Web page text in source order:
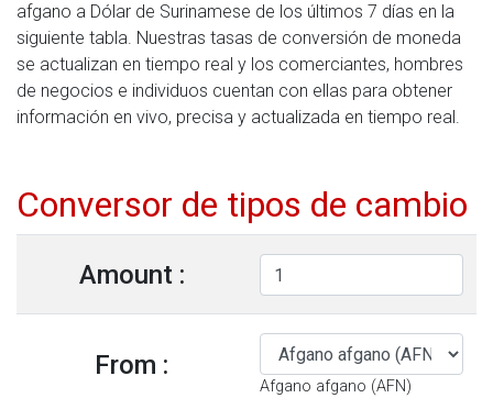
afgano a Dólar de Surinamese de los últimos 7 días en la
siguiente tabla. Nuestras tasas de conversión de moneda
se actualizan en tiempo real y los comerciantes, hombres
de negocios e individuos cuentan con ellas para obtener
información en vivo, precisa y actualizada en tiempo real.
Conversor de tipos de cambio
Amount :
From :
Afgano afgano (AFN)